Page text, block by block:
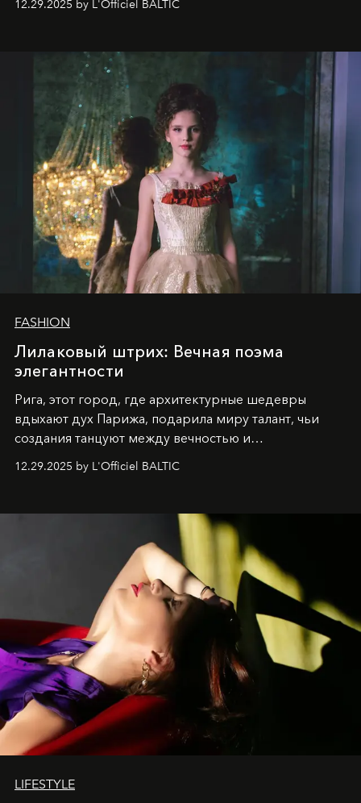
харизмы, чье имя уже украшает обложки
2025
и LUXIA June 2025, представляет собой
уникальное явление современной культуры.
12.29.2025 by L'Officiel BALTIC
FASHION
Лилаковый штрих: Вечная поэма
элегантности
Рига, этот город, где архитектурные шедевры
вдыхают дух Парижа, подарила миру талант, чьи
создания танцуют между вечностью и
современностью.
12.29.2025 by L'Officiel BALTIC
LIFESTYLE